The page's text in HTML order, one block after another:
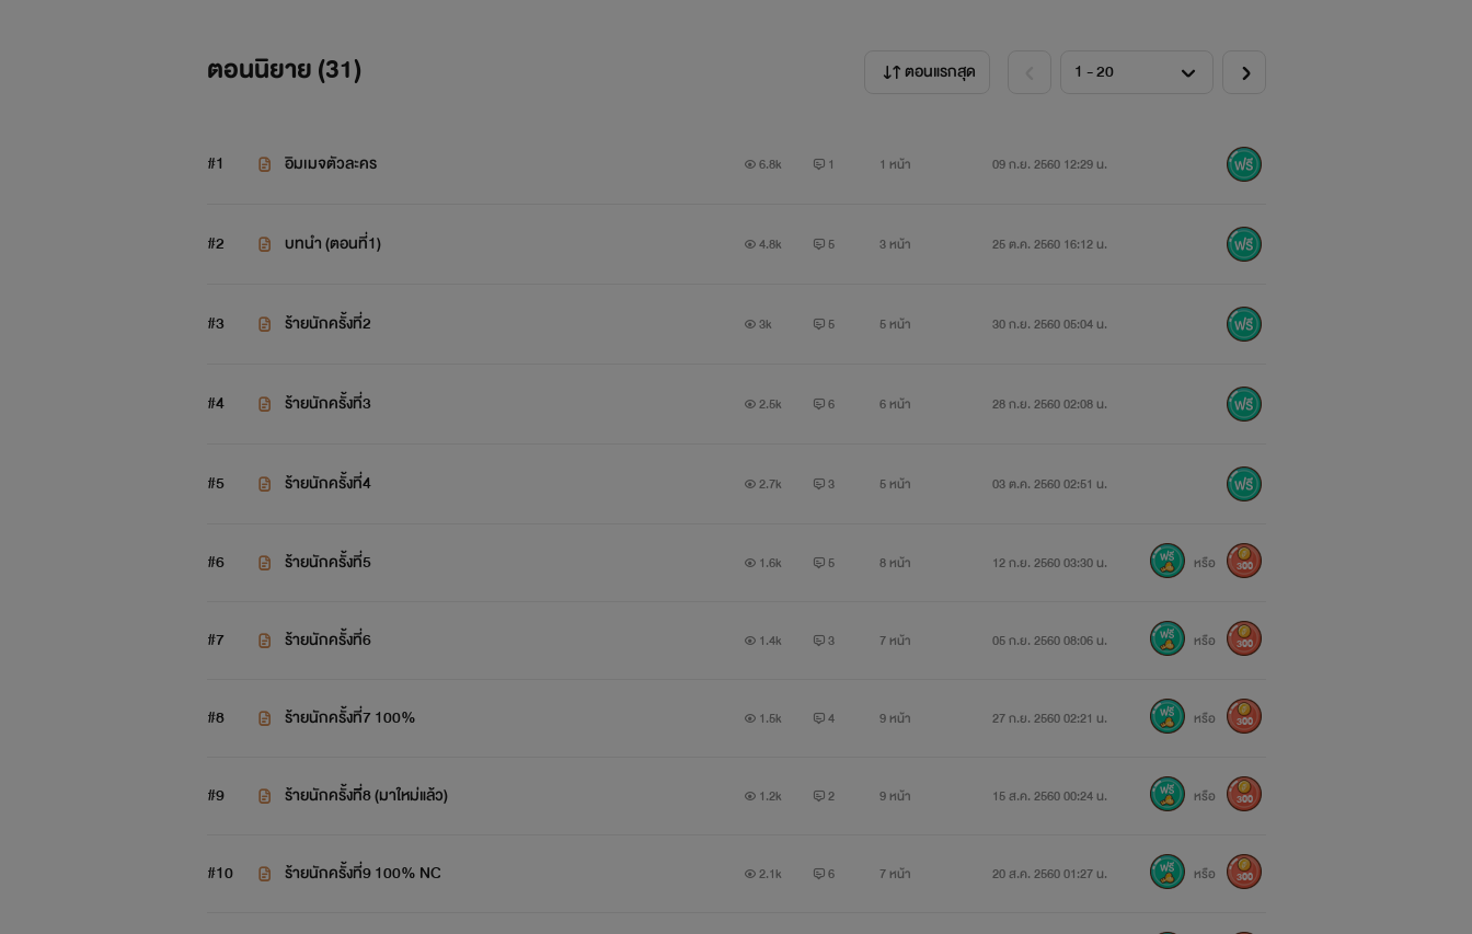
A "ก็บอกให้ทำตามที่บอกไงว้ะ พูดไม่รู้เรื่องหรอ"
""""""""""""""""""""""""""""""""""""""""""""""""""""""""""""""""""""
""""""""""""""""""""""""""""""""""""""""""""""""""""""""""""""""""""
ตอนนิยาย (31) ตอนแรกสุด
#1 อิมเมจตัวละคร 6.8k 1 1 หน้า 09 ก.ย. 2560 12:29 น.
#2 บทนำ (ตอนที่1) 4.8k 5 3 หน้า 25 ต.ค. 2560 16:12 น.
#3 ร้ายนักครั้งที่2 3k 5 5 หน้า 30 ก.ย. 2560 05:04 น.
#4 ร้ายนักครั้งที่3 2.5k 6 6 หน้า 28 ก.ย. 2560 02:08 น.
#5 ร้ายนักครั้งที่4 2.7k 3 5 หน้า 03 ต.ค. 2560 02:51 น.
#6 ร้ายนักครั้งที่5 1.6k 5 8 หน้า 12 ก.ย. 2560 03:30 น. หรือ 300
#7 ร้ายนักครั้งที่6 1.4k 3 7 หน้า 05 ก.ย. 2560 08:06 น. หรือ 300
#8 ร้ายนักครั้งที่7 100% 1.5k 4 9 หน้า 27 ก.ย. 2560 02:21 น. หรือ 300
#9 ร้ายนักครั้งที่ี8 (มาใหม่แล้ว) 1.2k 2 9 หน้า 15 ส.ค. 2560 00:24 น. หรือ 300
#10 ร้ายนักครั้งที่9 100% NC 2.1k 6 7 หน้า 20 ส.ค. 2560 01:27 น. หรือ 300